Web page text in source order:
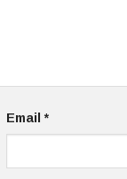
Email*